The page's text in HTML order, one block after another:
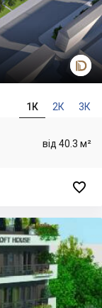
1К 2К 3К
від 40.3 м²
